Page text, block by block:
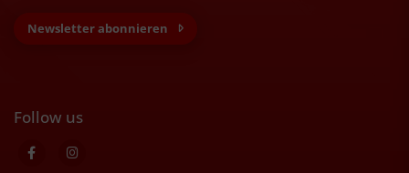
Newsletter abonnieren
Follow us